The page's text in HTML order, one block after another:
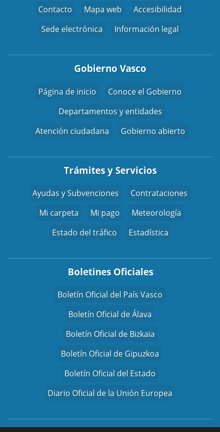
Contacto Mapa web
Accesibilidad
Sede electrónica
Información legal
Gobierno Vasco
Página de inicio
Conoce el Gobierno
Departamentos y entidades
Atención ciudadana
Gobierno abierto
Trámites y Servicios
Ayudas y Subvenciones
Contrataciones
Mi carpeta
Mi pago
Meteorología
Estado del tráfico
Estadística
Boletines Oficiales
Boletín Oficial del País Vasco
Boletín Oficial de Álava
Boletín Oficial de Bizkaia
Boletín Oficial de Gipuzkoa
Boletín Oficial del Estado
Diario Oficial de la Unión Europea